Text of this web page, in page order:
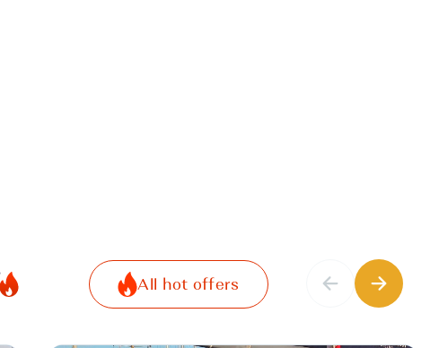
All hot offers